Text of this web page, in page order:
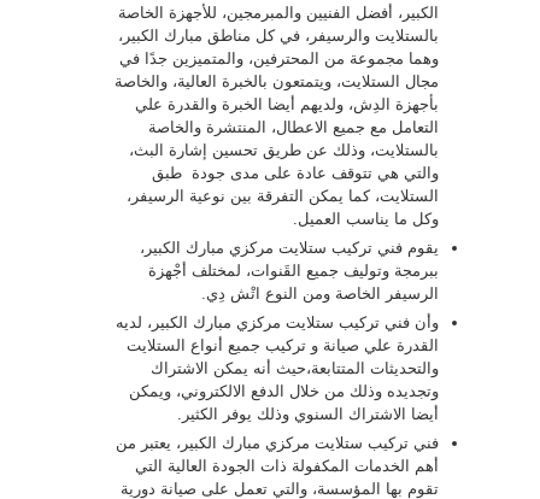
الكبير، أفضل الفنيين والمبرمجين، للأجهزة الخاصة
بالستلايت والرسيفر، في كل مناطق مبارك الكبير،
وهما مجموعة من المحترفين، والمتميزين جدًا في
مجال الستلايت، ويتمتعون بالخبرة العالية، والخاصة
بأجهزة الدِش، ولديهم أيضا الخبرة والقدرة علي
التعامل مع جميع الاعطال، المنتشرة والخاصة
بالستلايت، وذلك عن طريق تحسين إشارة البث،
والتي هي تتوقف عادة على مدى جودة طبق
الستلايت، كما يمكن التفرقة بين نوعية الرسيفر،
وكل ما يناسب العميل.
يقوم فني تركيب ستلايت مركزي مبارك الكبير،
ببرمجة وتوليف جميع القَنوات، لمختلف أجْهزة
الرسيفر الخاصة ومن النوع اتْش دِي.
وأن فني تركيب ستلايت مركزي مبارك الكبير، لديه
القدرة علي صيانة و تركيب جميع أنواع الستلايت
والتحديثات المتتابعة،حيث أنه يمكن الاشتراك
وتجديده وذلك من خلال الدفع الالكتروني، ويمكن
أيضا الاشتراك السنوي وذلك يوفر الكثير.
فني تركيب ستلايت مركزي مبارك الكبير، يعتبر من
أهم الخدمات المكفولة ذات الجودة العالية التي
تقوم بها المؤسسة، والتي تعمل على صيانة دورية